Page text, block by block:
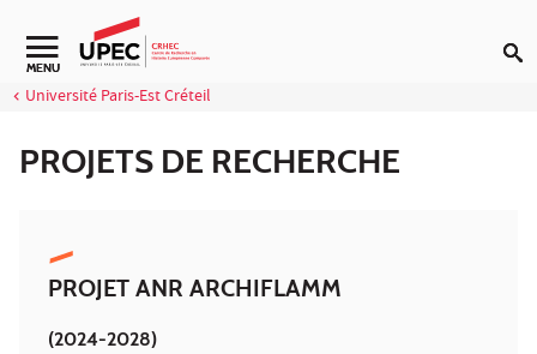
Aller au contenu
Navigation secondaire
MENU
Université Paris-Est Créteil
PROJETS DE RECHERCHE
PROJET ANR ARCHIFLAMM
(2024-2028)